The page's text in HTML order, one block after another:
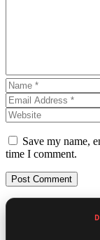
Save my name,
time I comment.